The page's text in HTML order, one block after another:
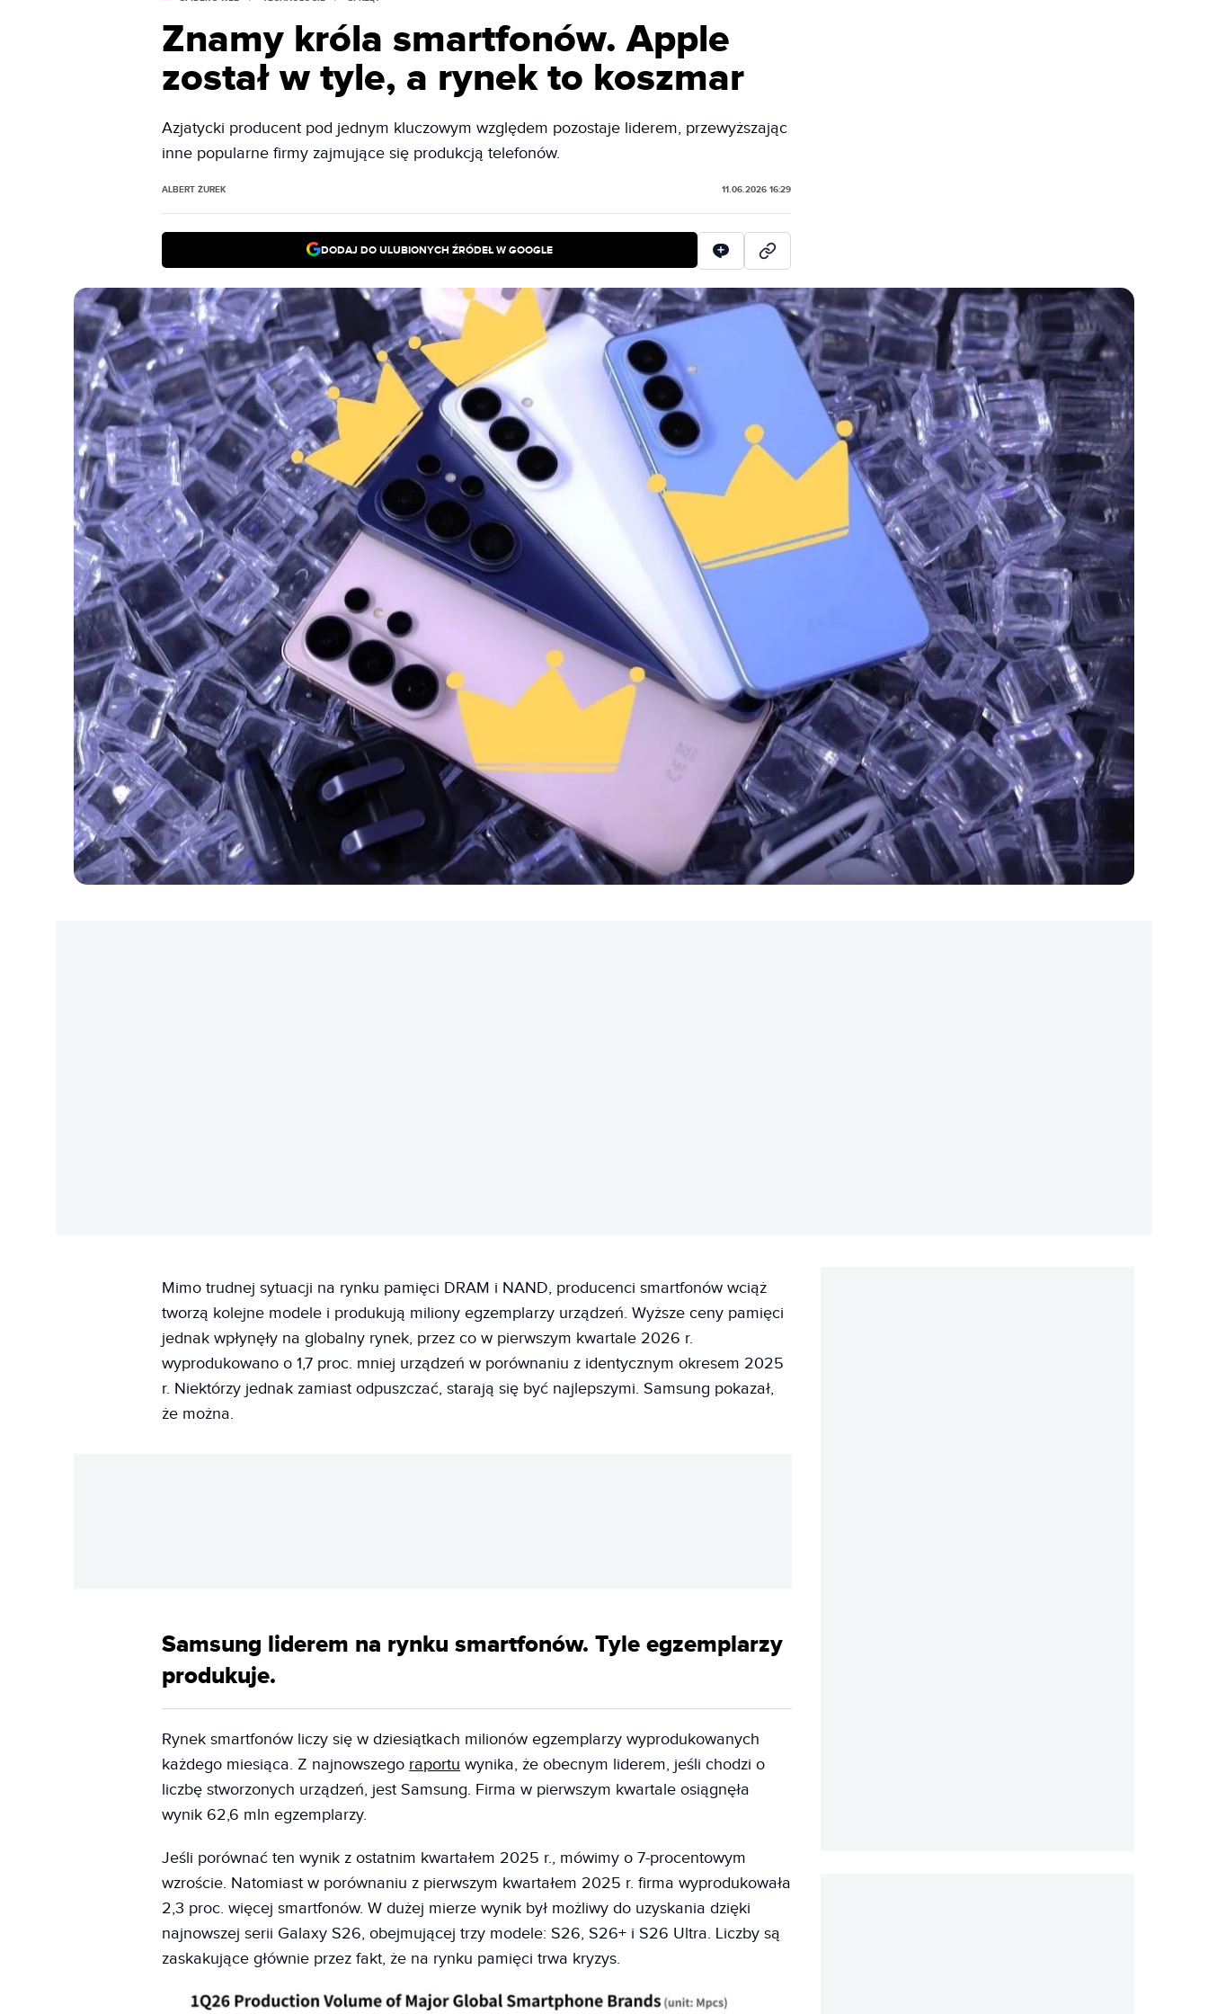
Znamy króla smartfonów. Apple
został w tyle, a rynek to koszmar
Azjatycki producent pod jednym kluczowym względem pozostaje liderem, przewyższając
inne popularne firmy zajmujące się produkcją telefonów.
ALBERT ŻUREK 11.06.2026 16:29
DODAJ DO ULUBIONYCH ŹRÓDEŁ W GOOGLE
Mimo trudnej sytuacji na rynku pamięci DRAM i NAND, producenci smartfonów wciąż
tworzą kolejne modele i produkują miliony egzemplarzy urządzeń. Wyższe ceny pamięci
jednak wpłynęły na globalny rynek, przez co w pierwszym kwartale 2026 r.
wyprodukowano o 1,7 proc. mniej urządzeń w porównaniu z identycznym okresem 2025
r. Niektórzy jednak zamiast odpuszczać, starają się być najlepszymi. Samsung pokazał,
że można.
Samsung liderem na rynku smartfonów. Tyle egzemplarzy
produkuje.
Rynek smartfonów liczy się w dziesiątkach milionów egzemplarzy wyprodukowanych
każdego miesiąca. Z najnowszego raportu wynika, że obecnym liderem, jeśli chodzi o
liczbę stworzonych urządzeń, jest Samsung. Firma w pierwszym kwartale osiągnęła
wynik 62,6 mln egzemplarzy.
Jeśli porównać ten wynik z ostatnim kwartałem 2025 r., mówimy o 7-procentowym
wzroście. Natomiast w porównaniu z pierwszym kwartałem 2025 r. firma wyprodukowała
2,3 proc. więcej smartfonów. W dużej mierze wynik był możliwy do uzyskania dzięki
najnowszej serii Galaxy S26, obejmującej trzy modele: S26, S26+ i S26 Ultra. Liczby są
zaskakujące głównie przez fakt, że na rynku pamięci trwa kryzys.